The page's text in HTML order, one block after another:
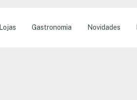
Lojas Gastronomia Novidades